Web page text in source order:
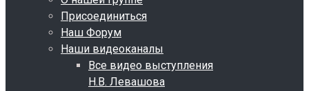
Присоединиться
Наш Форум
Наши видеоканалы
Все видео выступления
Н.В. Левашова